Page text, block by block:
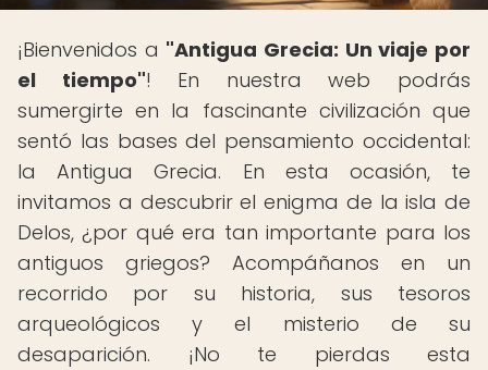
¡Bienvenidos a "Antigua Grecia: Un viaje por
el tiempo"! En nuestra web podrás
sumergirte en la fascinante civilización que
sentó las bases del pensamiento occidental:
la Antigua Grecia. En esta ocasión, te
invitamos a descubrir el enigma de la isla de
Delos, ¿por qué era tan importante para los
antiguos griegos? Acompáñanos en un
recorrido por su historia, sus tesoros
arqueológicos y el misterio de su
desaparición. ¡No te pierdas esta